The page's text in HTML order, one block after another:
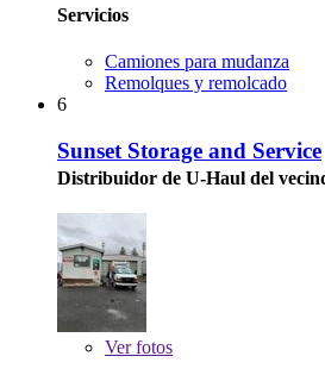
Servicios
Camiones para mudanza
Remolques y remolcado
6
Sunset Storage and Service
Distribuidor de U-Haul del
Verfotos